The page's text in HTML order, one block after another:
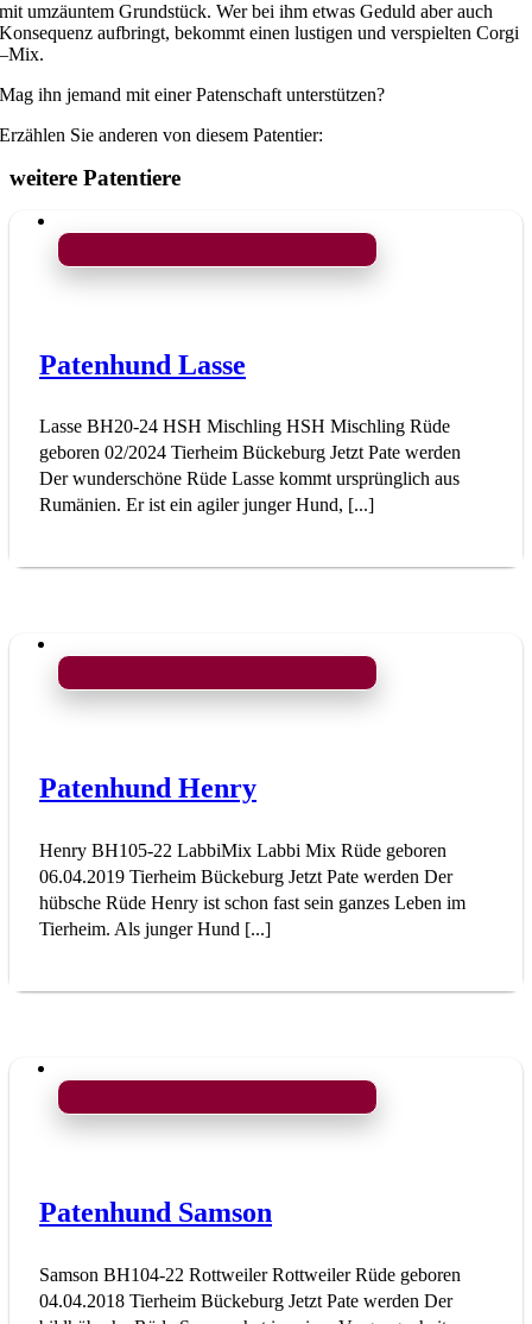
mit umzäuntem Grundstück. Wer bei ihm etwas Geduld aber auch
Konsequenz aufbringt, bekommt einen lustigen und verspielten Corgi
–Mix.
Mag ihn jemand mit einer Patenschaft unterstützen?
Erzählen Sie anderen von diesem Patentier:
weitere Patentiere
Patenhund Lasse
Lasse BH20-24 HSH Mischling HSH Mischling Rüde
geboren 02/2024 Tierheim Bückeburg Jetzt Pate werden
Der wunderschöne Rüde Lasse kommt ursprünglich aus
Rumänien. Er ist ein agiler junger Hund, [...]
Patenhund Henry
Henry BH105-22 LabbiMix Labbi Mix Rüde geboren
06.04.2019 Tierheim Bückeburg Jetzt Pate werden Der
hübsche Rüde Henry ist schon fast sein ganzes Leben im
Tierheim. Als junger Hund [...]
Patenhund Samson
Samson BH104-22 Rottweiler Rottweiler Rüde geboren
04.04.2018 Tierheim Bückeburg Jetzt Pate werden Der